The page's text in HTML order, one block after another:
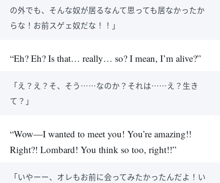
の外でも、そんな奴が居るなんて思っても居なかったか
らな！お前スゲェ奴だな！！」
“Eh? Eh? Is that… really… so? I mean, I’m alive?”
「え？え？そ、そう……なのか？それは……え？生き
て？」
“Wow—I wanted to meet you! You’re amazing!!
Right?! Lombard! You think so too, right!!”
「いやーー、オレもお前に会ってみたかったんだよ！い